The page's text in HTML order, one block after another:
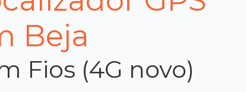
Beja
Fios (4G novo)